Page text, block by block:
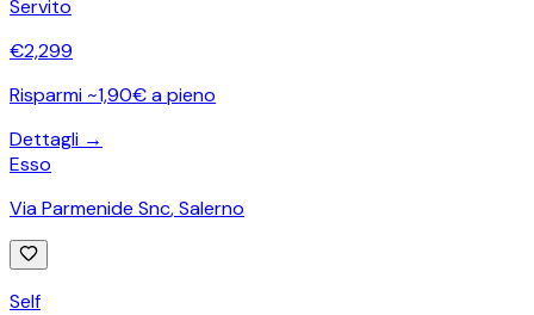
Servito
€2,299
Risparmi ~1,90€ a pieno
Dettagli →
Esso
Via Parmenide Snc,Salerno
Self